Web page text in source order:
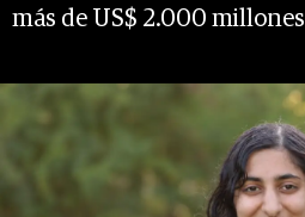
más de US$ 2.000 millones